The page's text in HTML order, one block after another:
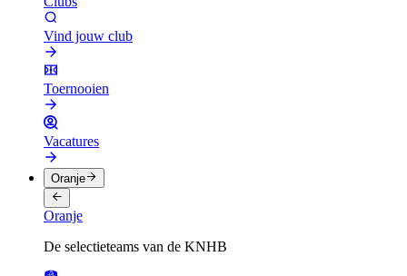
Vind jouw club
Toernooien
Vacatures
Oranje
Oranje
De selectieteams van de KNHB